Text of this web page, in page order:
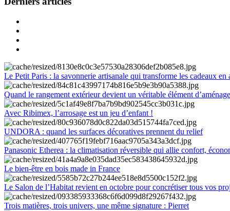
Le Petit Paris : la savonnerie artisanale qui transforme les cadeaux en
Quand le rangement extérieur devient un véritable élément
Avec Ribimex, l’arrosage est un jeu d’enfant !
UNDORA : quand les surfaces décoratives prennent du relief
Panasonic Etherea : la climatisation réversible qui allie confort,
Le bien-être en bois made in France
Le Salon de l’Habitat revient en octobre pour concrétiser tous vos
Trois matières, trois univers, une même signature : Pierret